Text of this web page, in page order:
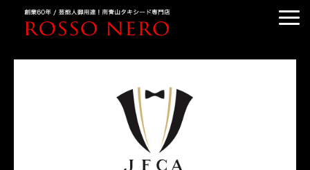
TUXEDO RANKING
KIMONO DRESS
CUSTOMER'S VOICE